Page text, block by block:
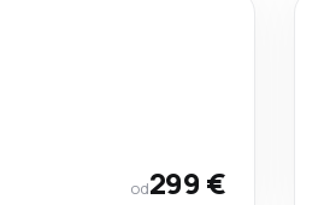
od299 €